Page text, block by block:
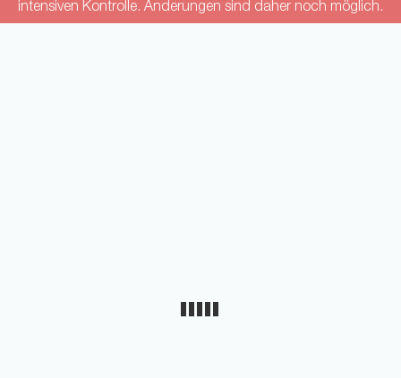
intensiven Kontrolle. Änderungen sind daher noch möglich.